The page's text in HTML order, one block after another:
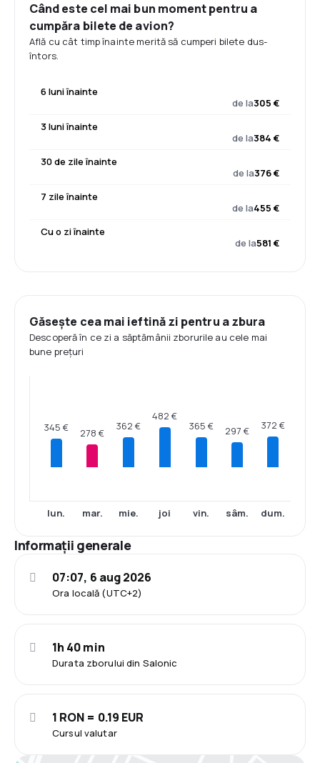
Când este cel mai bun moment pentru a
cumpăra bilete de avion?
Află cu cât timp înainte merită să cumperi bilete dus-
întors.
6 luni înainte
de la305 €
3 luni înainte
de la384 €
30 de zile înainte
de la376 €
7 zile înainte
de la455 €
Cu o zi înainte
de la581 €
Găsește cea mai ieftină zi pentru a zbura
Descoperă în ce zi a săptămânii zborurile au cele mai
bune prețuri
345 €
lun.
278 €
mar.
362 €
mie.
482 €
joi
365 €
vin.
297 €
sâm.
372 €
dum.
Informații generale
Ora locală (UTC+2)
07:07, 6 aug 2026
Durata zborului din Salonic
1h 40 min
Cursul valutar
1 RON = 0.19 EUR